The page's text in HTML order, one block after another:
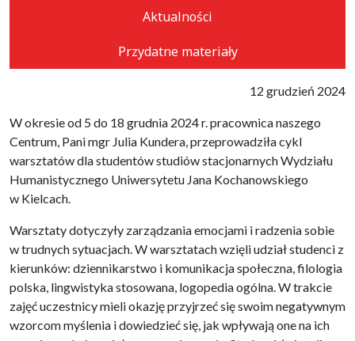
Aktualności
Przydatne materiały
12 grudzień 2024
W okresie od 5 do 18 grudnia 2024 r. pracownica naszego
Centrum, Pani mgr Julia Kundera, przeprowadziła cykl
warsztatów dla studentów studiów stacjonarnych Wydziału
Humanistycznego Uniwersytetu Jana Kochanowskiego
w Kielcach.
Warsztaty dotyczyły zarządzania emocjami i radzenia sobie
w trudnych sytuacjach. W warsztatach wzięli udział studenci z
kierunków: dziennikarstwo i komunikacja społeczna, filologia
polska, lingwistyka stosowana, logopedia ogólna. W trakcie
zajęć uczestnicy mieli okazję przyjrzeć się swoim negatywnym
wzorcom myślenia i dowiedzieć się, jak wpływają one na ich